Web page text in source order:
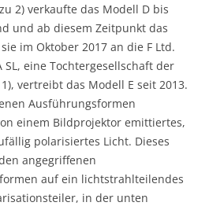
2) verkaufte das Modell D bis
und ab diesem Zeitpunkt das
im Oktober 2017 an die F Ltd.
SL, eine Tochtergesellschaft der
vertreibt das Modell E seit 2013.
Ausführungsformen
einem Bildprojektor emittiertes,
polarisiertes Licht. Dieses
angegriffenen
auf ein lichtstrahlteilendes
in der unten